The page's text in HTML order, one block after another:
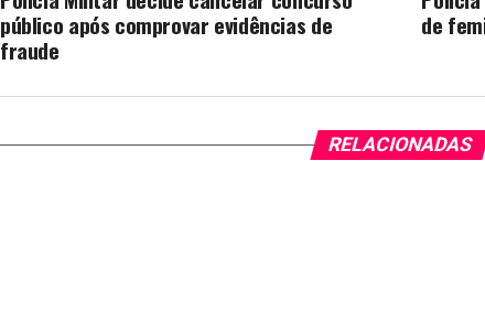
de
público após comprovar evidências de
fraude
RELACIONADAS